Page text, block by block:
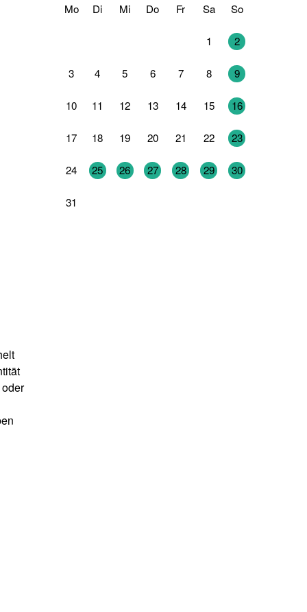
Mo Di Mi Do Fr Sa So
1 2
3 4 5 6 7 8 9
10 11 12 13 14 15 16
17 18 19 20 21 22 23
24 25 26 27 28 29 30
31